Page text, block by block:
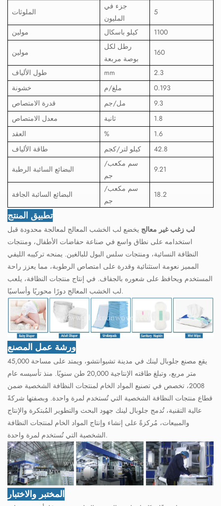
الملوثات
جزء في
المليون
5
مولين كيلو باسكال 1100
مولين
رطل لكل
بوصة مربعة
160
طول الألياف mm
2.3
خشونة
ملغ/م
0.193
قدرة الامتصاص
مل/جم
9.3
معدل الامتصاص
ثانية
1.8
العقد
%
1.6
طاقة الألياف
كيلو لتر/كجم 42.8
البضائع السائبة الرطبة
سم مكعب/
جم
9.21
البضائع السائبة الجافة
سم مكعب/
جم
18.2
تطبيق المنتج
لب زغب غير معالج يخضع لب الخشب المعالج لمعالجة محدودة قبل
استخدامه على نطاق واسع في صناعة حفاضات الأطفال، ومنتجات
النظافة النسائية، ومنتجات سلس البول للبالغين. يمنحه تركيبه الليفي
المميز نعومة استثنائية وقدرة على امتصاص الرطوبة، مما يعزز راحة
المستخدم ويحافظ على شعوره بالجفاف. في إنتاج منتجات النظافة، يلعب
لب الخشب المعالج دورًا محوريًا وأساسيًا.
ورشة عمل المصنع
يقع مصنع جلوبال لينك في مدينة تشيوانتشو، ويمتد على مساحة 45,000
متر مربع، وتبلغ طاقته الإنتاجية 20,000 طن سنويًا. منذ تأسيسه عام
2008، تخصص في تصنيع المواد الخام لمنتجات النظافة الشخصية ضمن
قطاع منتجات النظافة الشخصية التي تُستخدم لمرة واحدة. وبصفتها شركةً
عالية التقنية، تُدمج جلوبال لينك جهود البحث والتطوير المُبتكرة والإنتاج
والمبيعات، مُركزةً على إنشاء وإنتاج المواد الخام لمنتجات النظافة
الشخصية التي تُستخدم لمرة واحدة.
المختبر والاختبار